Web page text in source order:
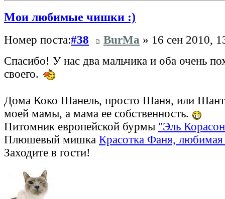
Мои любимые чишки :)
Номер поста:#38 BurMa » 16 сен 2010,
Спасибо! У нас два мальчика и оба очень
своего.
Дома Коко Шанель, просто Шаня, или
моей мамы, а мама ее собственность.
Питомник европейской бурмы "Эль
Плюшевый мишка Красотка Фаня, любимая
Заходите в гости!